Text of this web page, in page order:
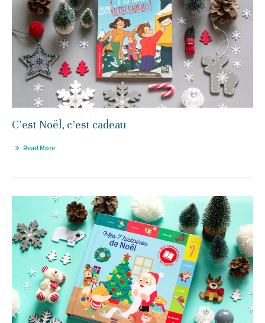
C’est Noël, c’est cadeau
Read More